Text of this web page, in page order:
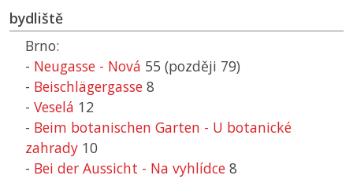
bydliště
Brno:
- Neugasse - Nová 55 (později 79)
- Beischlägergasse 8
- Veselá 12
- Beim botanischen Garten - U botanické
zahrady 10
- Bei der Aussicht - Na vyhlídce 8